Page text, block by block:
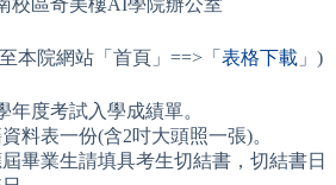
校區奇美樓AI學院辦公室
本院網站「首頁」==>「 表格下載 」)
年度考試入學成績單。
料表一份(含2吋大頭照一張)。
畢業生請填具考生切結書，切結書日